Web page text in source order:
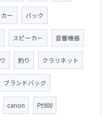
ー バック
スピーカー 音響機器
釣り クラリネット
ブランドバッグ
canon Pt900